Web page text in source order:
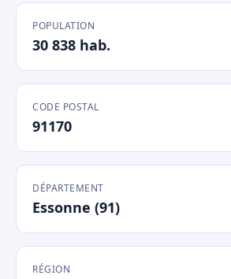
POPULATION
30 838 hab.
CODE POSTAL
91170
DÉPARTEMENT
Essonne (91)
RÉGION